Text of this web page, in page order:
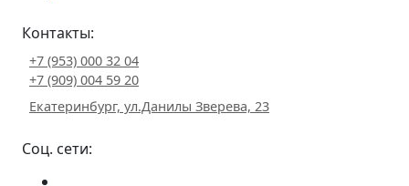
Контакты:
+7 (953) 000 32 04
+7 (909) 004 59 20
Екатеринбург, ул.Данилы Зверева, 23
Соц. сети: